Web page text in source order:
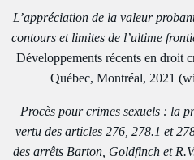
L’appréciation de la valeur
contours et limites de l’ultime
Développements récents en droit
Québec, Montréal, 2021
Procès pour crimes sexuels : la
vertu des articles 276, 278.1 et
des arrêts Barton, Goldfinch et